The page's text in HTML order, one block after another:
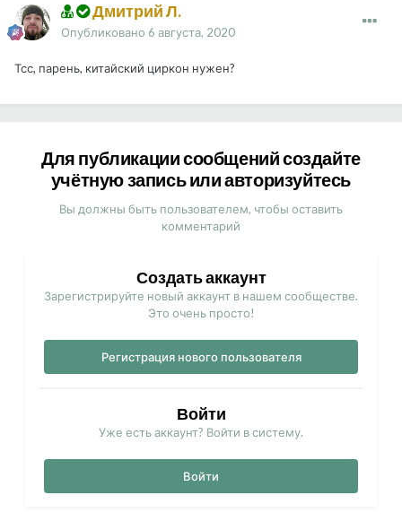
Дмитрий Л.
Опубликовано 6 августа, 2020
Тсс, парень, китайский циркон нужен?
Для публикации сообщений создайте
учётную запись или авторизуйтесь
Вы должны быть пользователем, чтобы оставить
комментарий
Создать аккаунт
Зарегистрируйте новый аккаунт в нашем сообществе.
Это очень просто!
Регистрация нового пользователя
Войти
Уже есть аккаунт? Войти в систему.
Войти